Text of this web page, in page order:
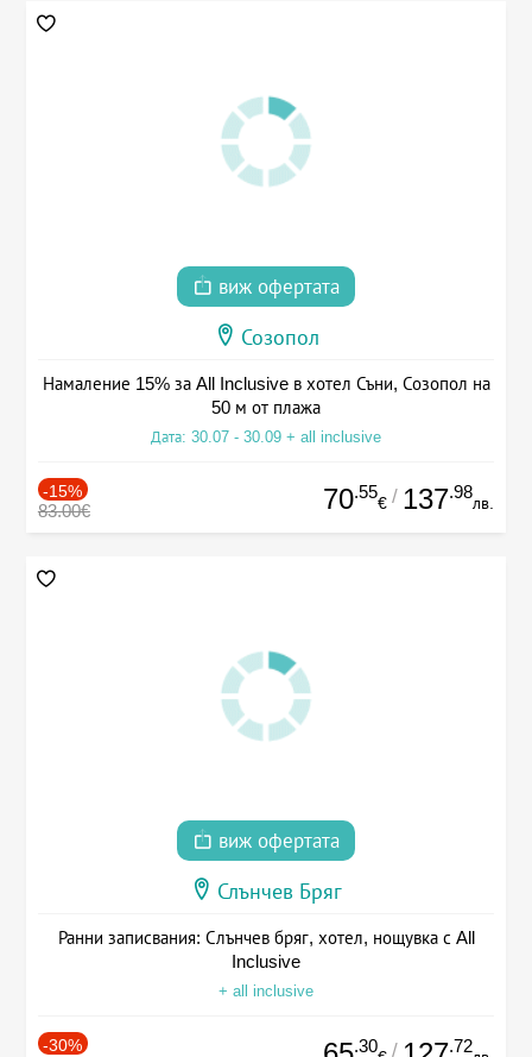
виж офертата
Созопол
Намаление 15% за All Inclusive в хотел Съни, Созопол на
50 м от плажа
Дата: 30.07 - 30.09 + all inclusive
-15%
83.00€ 70.55
€ / 137.98
лв.
виж офертата
Слънчев Бряг
Ранни записвания: Слънчев бряг, хотел, нощувка с All
Inclusive
+ all inclusive
-30% .30 / .72